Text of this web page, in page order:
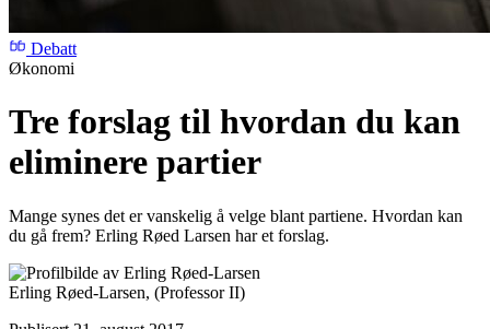
Debatt
Økonomi
Tre forslag til hvordan du kan
eliminere partier
Mange synes det er vanskelig å velge blant partiene. Hvordan kan
du gå frem? Erling Røed Larsen har et forslag.
Erling Røed-Larsen, (Professor II)